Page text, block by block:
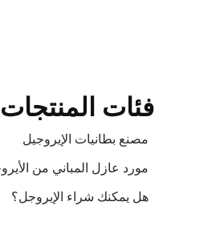
فئات
مصنع بطانيات الإيروجيل
مورد عازل المباني من
هل يمكنك شراء الإيروجل؟